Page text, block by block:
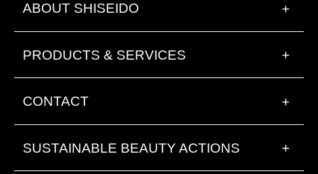
ABOUT SHISEIDO +
PRODUCTS & SERVICES +
CONTACT +
SUSTAINABLE BEAUTY ACTIONS +